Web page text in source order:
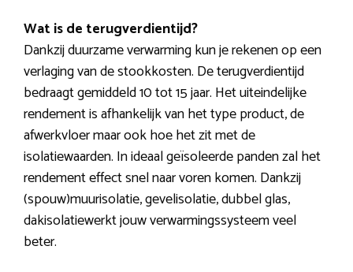
Wat is de terugverdientijd?
Dankzij duurzame verwarming kun je rekenen op een
verlaging van de stookkosten. De terugverdientijd
bedraagt gemiddeld 10 tot 15 jaar. Het uiteindelijke
rendement is afhankelijk van het type product, de
afwerkvloer maar ook hoe het zit met de
isolatiewaarden. In ideaal geïsoleerde panden zal het
rendement effect snel naar voren komen. Dankzij
(spouw)muurisolatie, gevelisolatie, dubbel glas,
dakisolatiewerkt jouw verwarmingssysteem veel
beter.